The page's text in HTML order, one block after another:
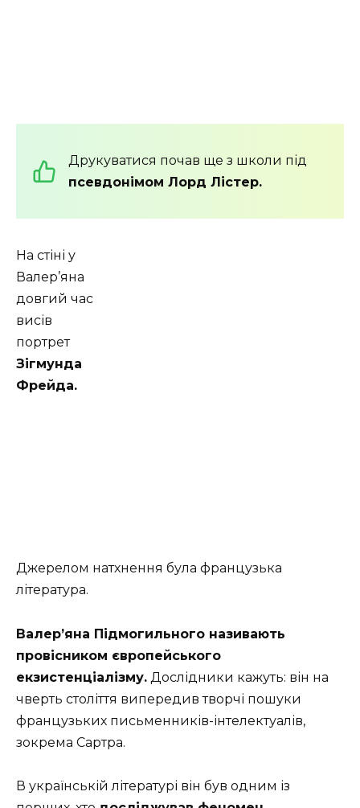
Друкуватися почав ще з школи під
псевдонімом Лорд Лістер.
На стіні у
Валер’яна
довгий час
висів
портрет
Зігмунда
Фрейда.
Джерелом натхнення була французька
література.
Валер’яна Підмогильного називають
провісником європейського
екзистенціалізму. Дослідники кажуть: він на
чверть століття випередив творчі пошуки
французьких письменників-інтелектуалів,
зокрема Сартра.
В українській літературі він був одним із